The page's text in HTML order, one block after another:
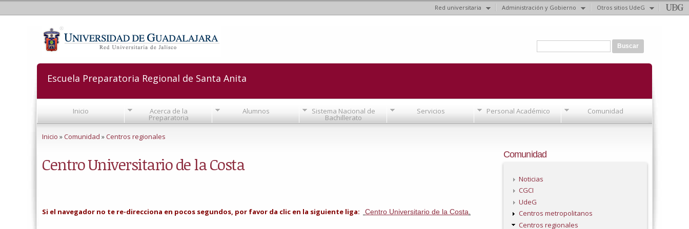
Red universitaria Administración y Gobierno Otros sitios UdeG
Formulario de búsqueda
Escuela Preparatoria Regional de Santa Anita
Inicio Acerca de la
Preparatoria
Alumnos Sistema Nacional de
Bachillerato
Servicios Personal Académico Comunidad
Inicio »Comunidad »Centros regionales
Centro Universitario de la Costa
Si el navegador no te re-direcciona en pocos segundos, por favor da clic en la siguiente liga: Centro Universitario de la Costa
Comunidad
Noticias
CGCI
UdeG
Centros metropolitanos
Centros regionales